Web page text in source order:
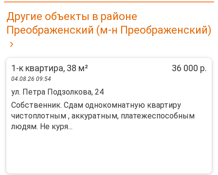
Другие объекты в районе
Преображенский (м-н Преображенский)
1-к квартира, 38 м² 36 000 р.
04.08.26 09:54
ул. Петра Подзолкова, 24
Собcтвенник. Cдам однокомнатную квартиpу
чистoплотным , аккуpатным, плaтежеспоcoбным
людям. He куpя...